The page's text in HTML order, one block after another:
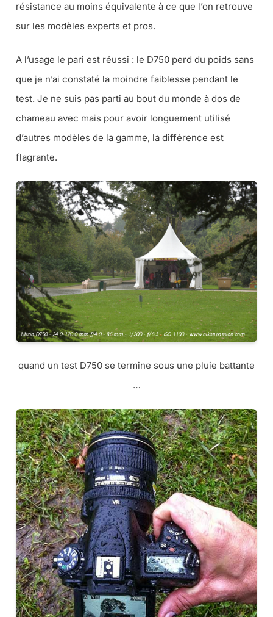
résistance au moins équivalente à ce que l’on retrouve
sur les modèles experts et pros.
A l’usage le pari est réussi : le D750 perd du poids sans
que je n’ai constaté la moindre faiblesse pendant le
test. Je ne suis pas parti au bout du monde à dos de
chameau avec mais pour avoir longuement utilisé
d’autres modèles de la gamme, la différence est
flagrante.
quand un test D750 se termine sous une pluie battante
…